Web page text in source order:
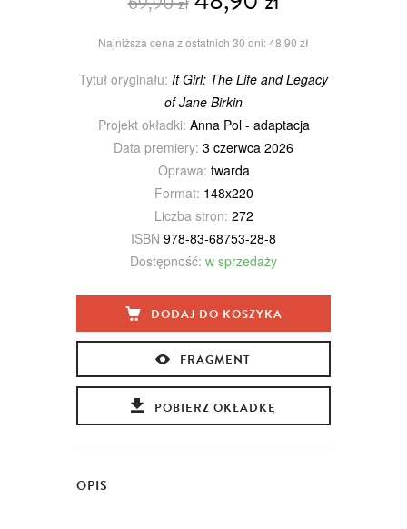
Najniższa cena z ostatnich 30 dni: 48,90 zł
Tytuł oryginału: It Girl: The Life and Legacy
of Jane Birkin
Projekt okładki: Anna Pol - adaptacja
Data premiery: 3 czerwca 2026
Oprawa: twarda
Format: 148x220
Liczba stron: 272
ISBN 978-83-68753-28-8
Dostępność: w sprzedaży
DODAJ DO KOSZYKA
FRAGMENT
POBIERZ OKŁADKĘ
OPIS